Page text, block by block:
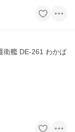
衛艦 DE-261 わかば